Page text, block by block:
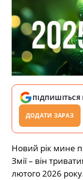
ПІДПИШІТЬСЯ
ДОДАТИ ЗАРАЗ
Новий рік мине
Змії – він
лютого 2026